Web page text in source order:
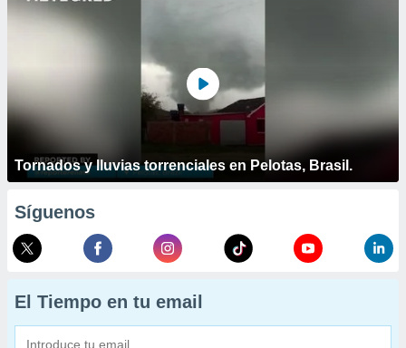
Tornados y lluvias torrenciales en Pelotas, Brasil.
Síguenos
El Tiempo en tu email